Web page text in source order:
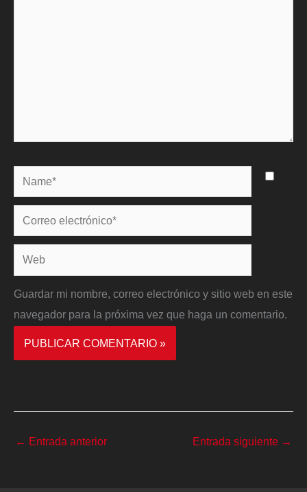
Name*
Correo
electrónico*
Web
Guardar mi nombre, correo electrónico y sitio web en este
navegador para la próxima vez que haga un comentario.
← Entrada anterior Entrada siguiente →